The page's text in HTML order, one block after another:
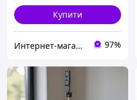
Купити
Интернет-магазин "АТМ" 97%